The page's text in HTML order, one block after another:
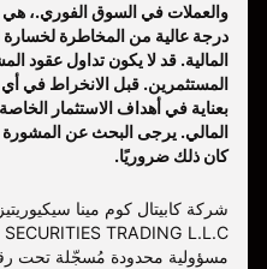
والعملات في السوق الفوري.،
درجة عالية من المخاطرة
المالية. قد لا يكون تداول عقود
المستثمرين. قبل الانخراط في
بعناية في أهداف الاستثمار
المالي. يرجى البحث عن المشورة
كان ذلك ضروريًا.